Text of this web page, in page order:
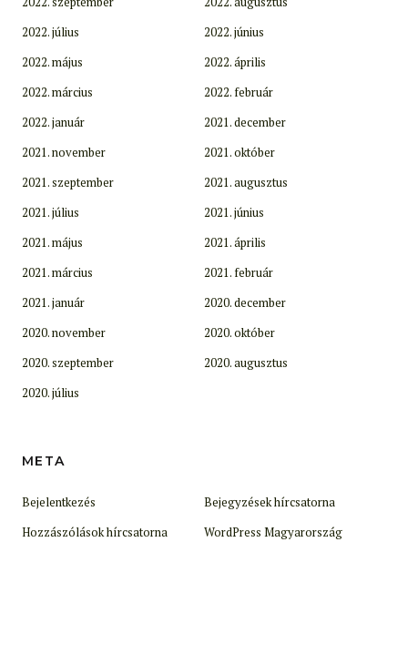
2022. július
2022. június
2022. május
2022. április
2022. március
2022. február
2022. január
2021. december
2021. november
2021. október
2021. szeptember
2021. augusztus
2021. július
2021. június
2021. május
2021. április
2021. március
2021. február
2021. január
2020. december
2020. november
2020. október
2020. szeptember
2020. augusztus
2020. július
META
Bejelentkezés
Bejegyzések hírcsatorna
Hozzászólások hírcsatorna
WordPress Magyarország